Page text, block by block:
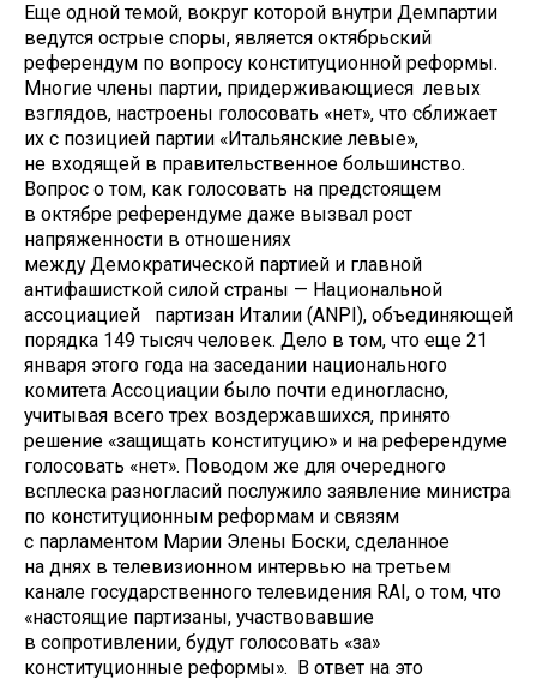
Еще одной темой, вокруг которой внутри Демпартии
ведутся острые споры, является октябрьский
референдум по вопросу конституционной реформы.
Многие члены партии, придерживающиеся левых
взглядов, настроены голосовать «нет», что сближает
их с позицией партии «Итальянские левые»,
не входящей в правительственное большинство.
Вопрос о том, как голосовать на предстоящем
в октябре референдуме даже вызвал рост
напряженности в отношениях
между Демократической партией и главной
антифашисткой силой страны — Национальной
ассоциацией партизан Италии (ANPI), объединяющей
порядка 149 тысяч человек. Дело в том, что еще 21
января этого года на заседании национального
комитета Ассоциации было почти единогласно,
учитывая всего трех воздержавшихся, принято
решение «защищать конституцию» и на референдуме
голосовать «нет». Поводом же для очередного
всплеска разногласий послужило заявление министра
по конституционным реформам и связям
с парламентом Марии Элены Боски, сделанное
на днях в телевизионном интервью на третьем
канале государственного телевидения RAI, о том, что
«настоящие партизаны, участвовавшие
в сопротивлении, будут голосовать «за»
конституционные реформы». В ответ на это